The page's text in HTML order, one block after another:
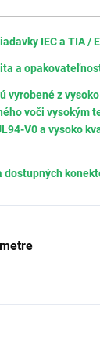
IEC a TIA /
a
vyrobené z
voči vysokým
V0 a vysoko
dostupných